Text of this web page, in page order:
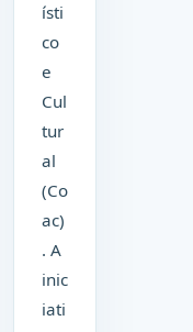
ísti
co
e
Cul
tur
al
(Co
ac)
. A
inic
iati